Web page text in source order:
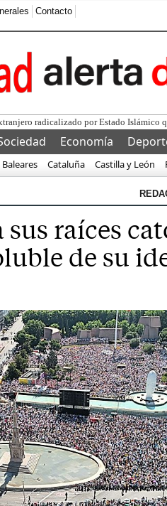
Contacto
Economía
Baleares Cataluña Castilla y León
raíces
de su